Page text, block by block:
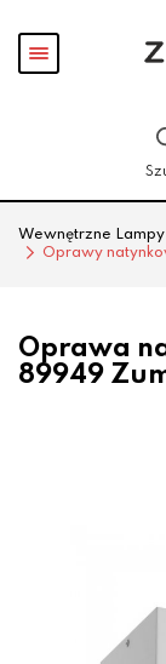
Pokaż
menu
Wewnętrzne
Oprawy
Oprawa
89949